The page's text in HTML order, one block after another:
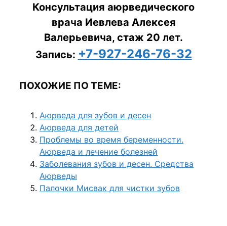
Консультация аюрведического
врача Иевлева Алексея
Валерьевича, стаж 20 лет.
Запись: +7-927-246-76-32
ПОХОЖИЕ ПО ТЕМЕ:
Аюрведа для зубов и десен
Аюрведа для детей
Проблемы во время беременности.
Аюрведа и лечение болезней
Заболевания зубов и десен. Средства
Аюрведы
Палочки Мисвак для чистки зубов